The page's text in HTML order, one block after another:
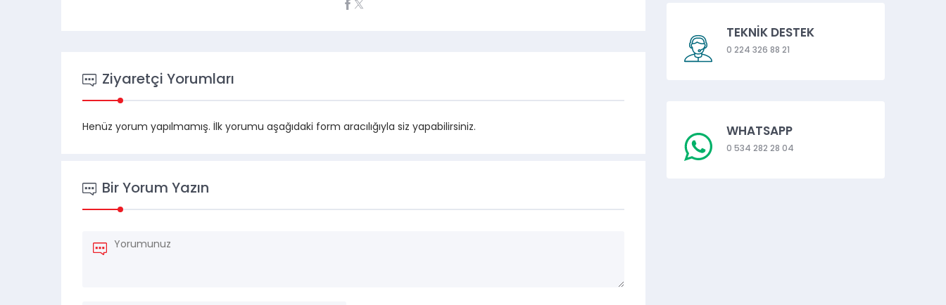
Ziyaretçi Yorumları
Henüz yorum yapılmamış. İlk yorumu aşağıdaki form aracılığıyla siz yapabilirsiniz.
Bir Yorum Yazın
TEKNİK DESTEK
0 224 326 88 21
WHATSAPP
0 534 282 28 04